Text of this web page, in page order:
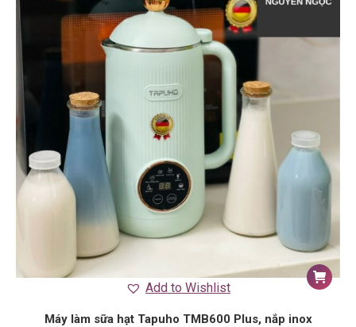
Add to Wishlist
Máy làm sữa hạt Tapuho TMB600 Plus, nắp inox